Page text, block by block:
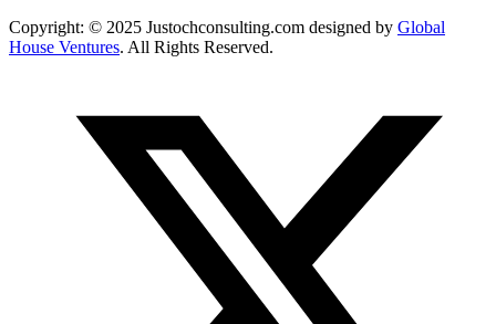
Copyright: © 2025 Justochconsulting.com designed by Global
House Ventures. All Rights Reserved.